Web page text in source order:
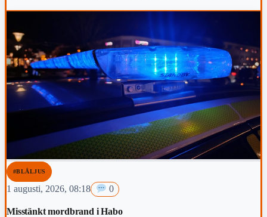
värk efter en trafikolycka, säger pappa Peter.
#BLÅLJUS
1 augusti, 2026, 08:18 0
Misstänkt mordbrand i Habo